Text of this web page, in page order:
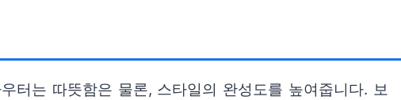
터는 따뜻함은 물론, 스타일의 완성도를 높여줍니다. 보